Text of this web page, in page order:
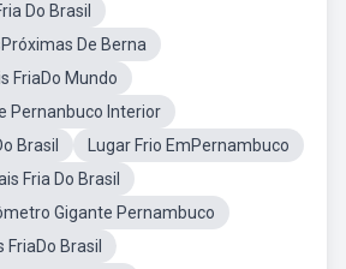
Do Brasil
De Berna
FriaDo Mundo
Pernanbuco Interior
Brasil
Lugar Frio EmPernambuco
Fria Do Brasil
Gigante Pernambuco
FriaDo Brasil